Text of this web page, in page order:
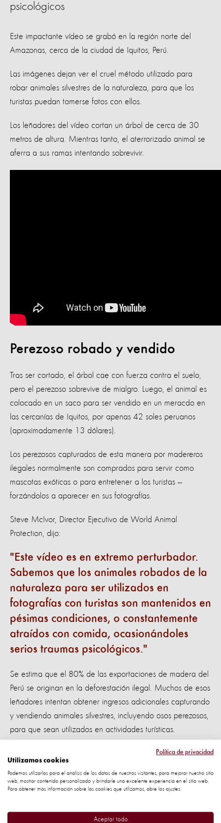
psicológicos
Este impactante vídeo se grabó en la región norte del
Amazonas, cerca de la ciudad de Iquitos, Perú.
Las imágenes dejan ver el cruel método utilizado para
robar animales silvestres de la naturaleza, para que los
turistas puedan tomerse fotos con ellos.
Los leñadores del vídeo cortan un árbol de cerca de 30
metros de altura. Mientras tanto, el aterrorizado animal se
aferra a sus ramas intentando sobrevivir.
Perezoso robado y vendido
Tras ser cortado, el árbol cae con fuerza contra el suelo,
pero el perezoso sobrevive de mialgro. Luego, el animal es
colocado en un saco para ser vendido en un meracdo en
las cercanías de Iquitos, por apenas 42 soles peruanos
(aproximadamente 13 dólares).
Los perezosos capturados de esta manera por madereros
ilegales normalmente son comprados para servir como
mascotas exóticas o para entretener a los turistas —
forzándolos a aparecer en sus fotografías.
Steve McIvor, Director Ejecutivo de World Animal
Protection, dijo:
Este vídeo es en extremo perturbador.
Sabemos que los animales robados de la
naturaleza para ser utilizados en
fotografías con turistas son mantenidos en
pésimas condiciones, o constantemente
atraídos con comida, ocasionándoles
serios traumas psicológicos.
Se estima que el 80% de las exportaciones de madera del
Perú se originan en la deforestación ilegal. Muchos de esos
leñadores intentan obtener ingresos adicionales capturando
y vendiendo animales silvestres, incluyendo osos perezosos,
para que sean utilizados en actividades turísticas.
Una investigación de Word Animal Protection ya había
perezoso el ser arrancados y mantenidos en cautiverio
Política de privacidad
Utilizamos cookies
Podemos utilizarlas para el análisis de los datos de nuestros visitantes, para mejorar nuestro sitio
web, mostrar contenido personalizado y brindarle una excelente experiencia en el sitio web.
Para obtener más información sobre las cookies que utilizamos, abre los ajustes.
Aceptar todo